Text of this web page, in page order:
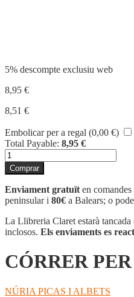
5% descompte exclusiu web
8,95 €
8,51 €
Embolicar per a regal (0,00 €)
Total Payable: 8,95 €
quantitat
de
CÓRRER
PER
SER
LLIURE
Comprar
Enviament gratuït en comandes
peninsular i 80€ a Balears; o
La Llibreria Claret estarà tancada
inclosos. Els enviaments es
CÓRRER
NÚRIA PICAS I ALBETS